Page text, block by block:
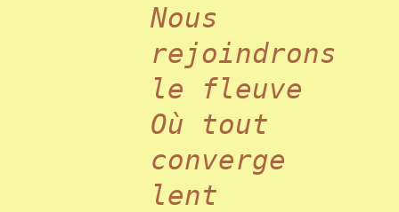
Nous
rejoindrons
le fleuve
Où tout
converge
lent